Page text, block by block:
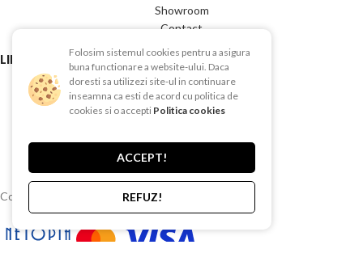
Showroom
Contact
LINK-URI UTILE
Termeni si conditii
Politica de Confientialitate
Politica de retur
Livrare si plata
Copyright © 2015-2025 EBAC TEHNIC
Folosim sistemul cookies pentru a asigura
buna functionare a website-ului. Daca
doresti sa utilizezi site-ul in continuare
inseamna ca esti de acord cu politica de
cookies si o accepti Politica cookies
ACCEPT!
REFUZ!